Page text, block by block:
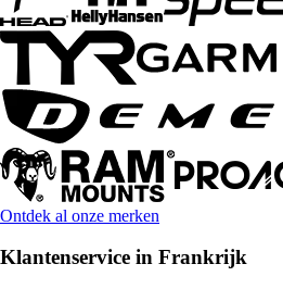
Ontdek al onze merken
Klantenservice in Frankrijk